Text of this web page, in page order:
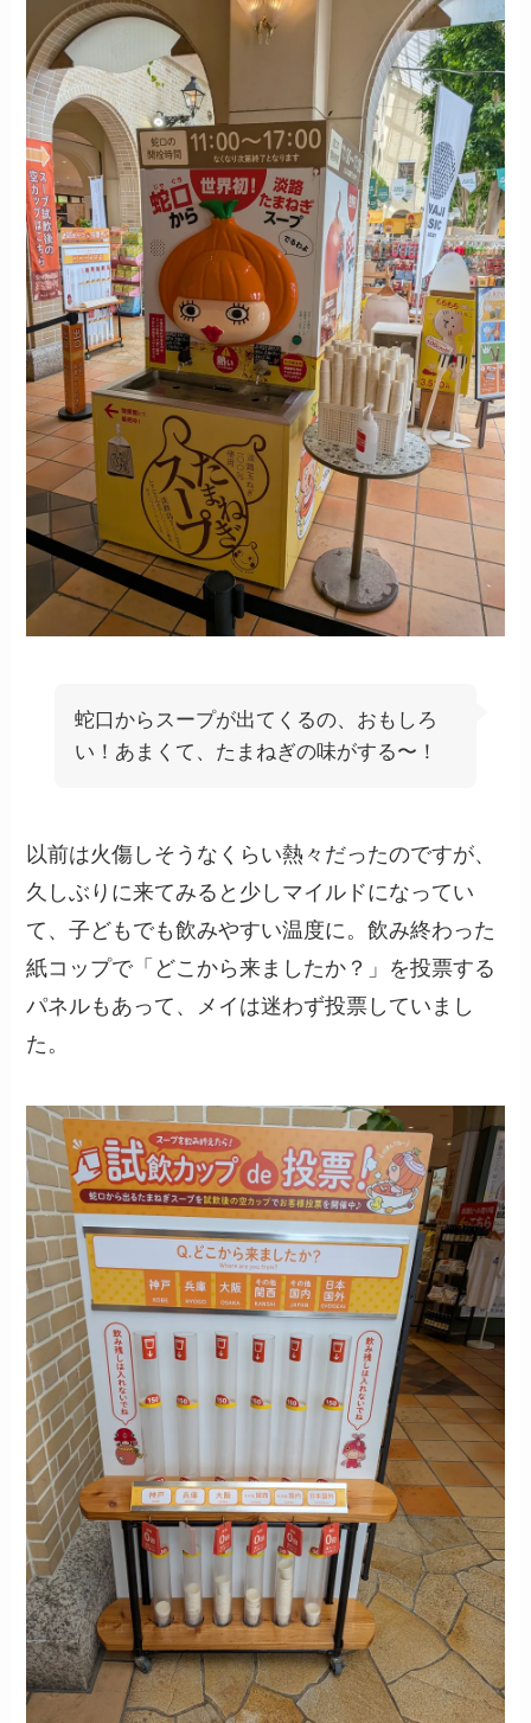
蛇口からスープが出てくるの、おもしろ
い！あまくて、たまねぎの味がする〜！
以前は火傷しそうなくらい熱々だったのですが、
久しぶりに来てみると少しマイルドになってい
て、子どもでも飲みやすい温度に。飲み終わった
紙コップで「どこから来ましたか？」を投票する
パネルもあって、メイは迷わず投票していまし
た。